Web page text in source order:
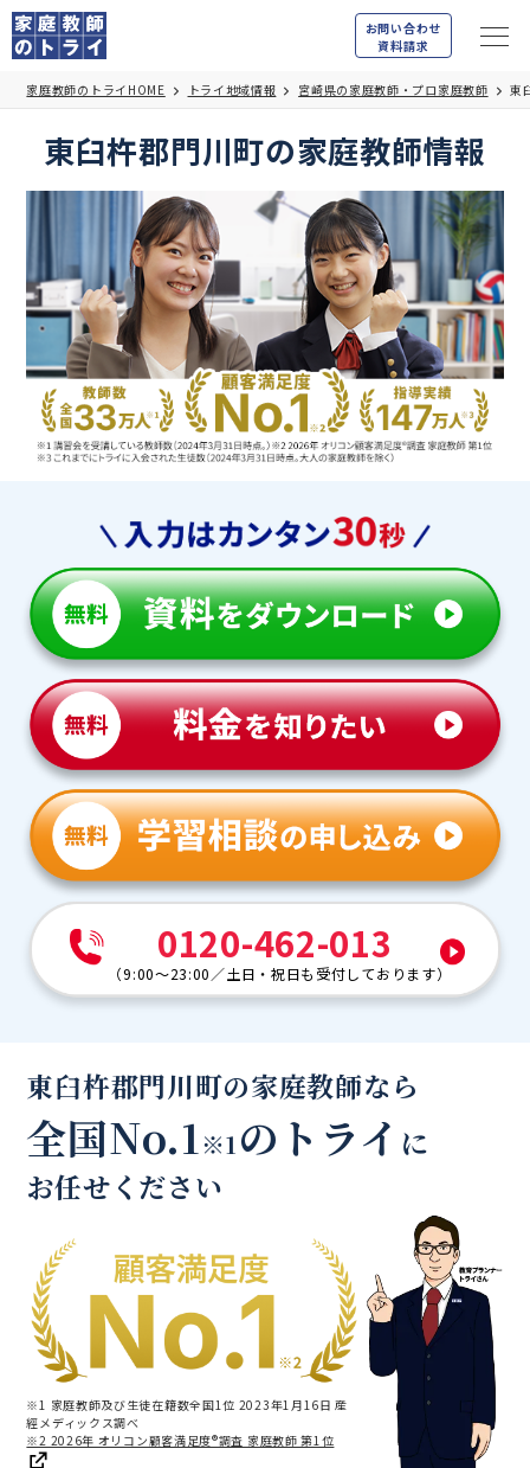
お問い合わせ
資料請求
家庭教師のトライHOME トライ地域情報 宮崎県の家庭教師・プロ家庭教師 東
東臼杵郡門川町の家庭教師情報
0120-462-013
（9:00～23:00／土日・祝日も受付しております）
東臼杵郡門川町の家庭教師なら
全国No.1※1のトライ に
お任せください
※1 家庭教師及び生徒在籍数全国1位 2023年1月16日 産
經メディックス調べ
※2 2026年 オリコン顧客満足度®調査 家庭教師 第1位